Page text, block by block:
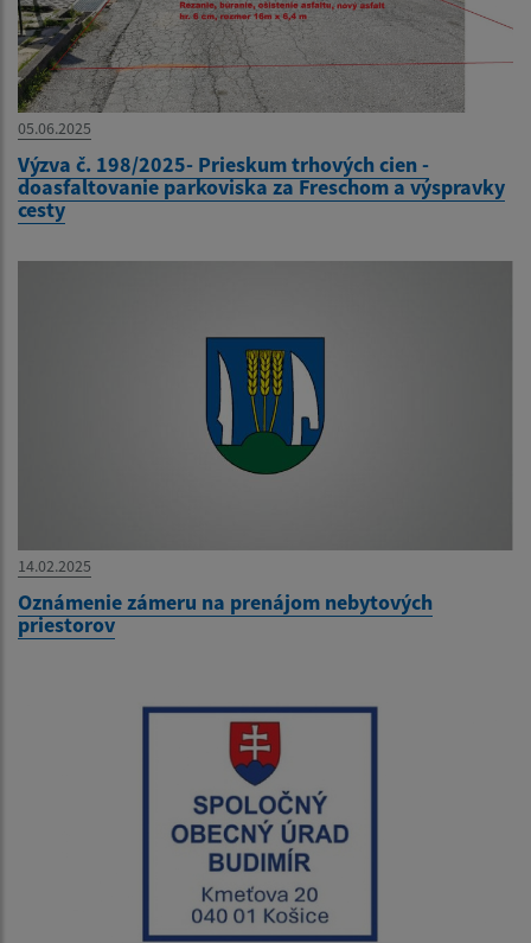
05.06.2025
Výzva č. 198/2025- Prieskum trhových cien -
doasfaltovanie parkoviska za Freschom a výspravky
cesty
14.02.2025
Oznámenie zámeru na prenájom nebytových
priestorov